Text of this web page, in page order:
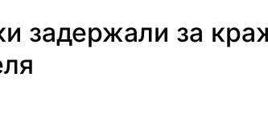
задержали за